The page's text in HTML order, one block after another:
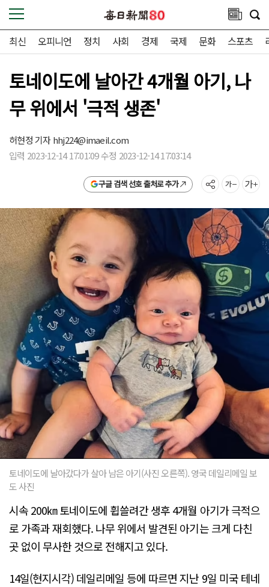
최신 오피니언 정치 사회 경제 국제 문화 스포츠
토네이도에 날아간 4개월 아기, 나
무 위에서 '극적 생존'
허현정 기자hhj224@imaeil.com
입력 2023-12-14 17:01:09 수정 2023-12-14 17:03:14
구글 검색 선호 출처로 추가
토네이도에 날아갔다가 살아 남은 아기(사진 오른쪽). 영국 데일리메일 보
도 사진
시속 200㎞ 토네이도에 휩쓸려간 생후 4개월 아기가 극적으
로 가족과 재회했다. 나무 위에서 발견된 아기는 크게 다친
곳 없이 무사한 것으로 전해지고 있다.
14일(현지시각) 데일리메일 등에 따르면 지난 9일 미국 테네